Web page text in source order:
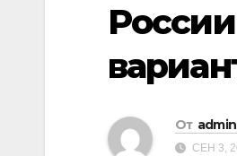
От admin
СЕН 3,